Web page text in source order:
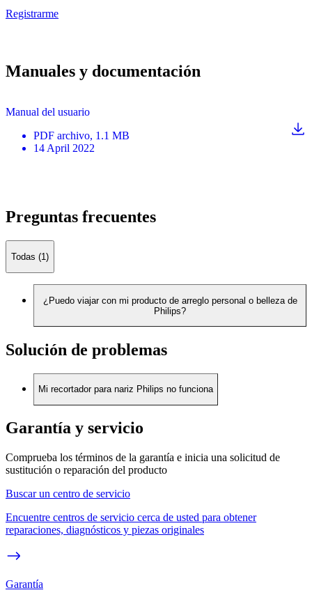
Registrarme
Manuales y documentación
Manual del usuario
PDF archivo, 1.1 MB
14 April 2022
Preguntas frecuentes
Todas (1)
¿Puedo viajar con mi producto de arreglo personal o belleza de
Philips?
Solución de problemas
Mi recortador para nariz Philips no funciona
Garantía y servicio
Comprueba los términos de la garantía e inicia una solicitud de
sustitución o reparación del producto
Buscar un centro de servicio
Encuentre centros de servicio cerca de usted para obtener
reparaciones, diagnósticos y piezas originales
Garantía